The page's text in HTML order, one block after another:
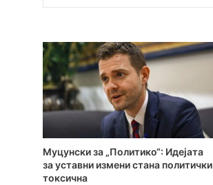
Муцунски за „Политико“: Идејата
за уставни измени стана политички
токсична